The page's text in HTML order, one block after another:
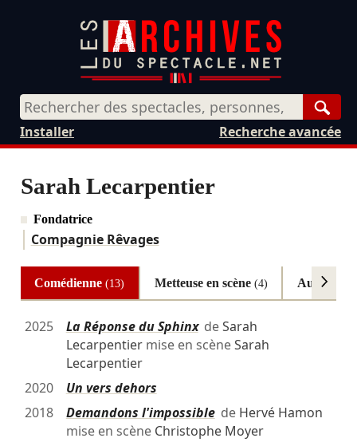
Recherche avancée
Installer
Sarah Lecarpentier
Fondatrice
Compagnie Rêvages
Comédienne(13) Metteuse en scène (4) Autrice
2025 La Réponse du SphinxdeSarah
Lecarpentiermise en scèneSarah
Lecarpentier
2020
Un vers dehors
2018
Demandons l'impossiblede Hervé Hamon
mise en scène Christophe Moyer